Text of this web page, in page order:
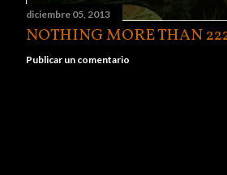
diciembre 05, 2013
NOTHING MORE THAN
Publicar un comentario